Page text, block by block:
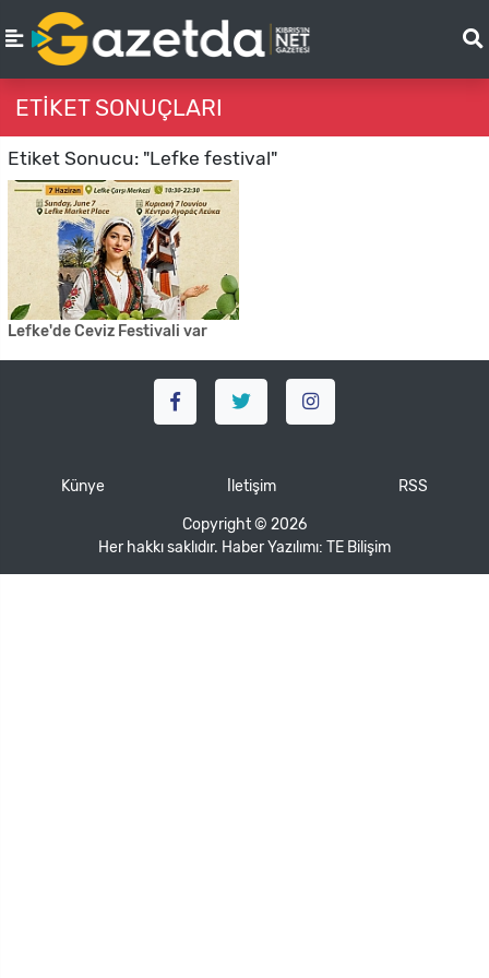
ETIKET SONUÇLARI
Etiket Sonucu: "Lefke festival"
Lefke'de Ceviz Festivali var
Künye İletişim RSS
Copyright © 2026
Her hakkı saklıdır. Haber Yazılımı: TE Bilişim